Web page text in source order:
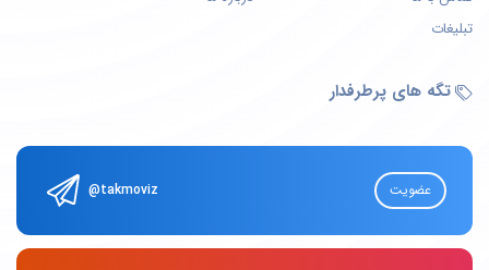
تبلیغات
تگه های پرطرفدار
@takmoviz عضویت